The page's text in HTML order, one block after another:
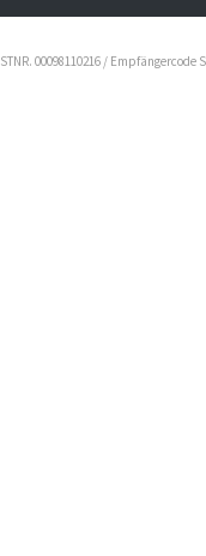
STNR. 00098110216 /